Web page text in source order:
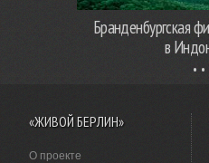
Бранденбургская
в
«ЖИВОЙ БЕРЛИН»
О проекте